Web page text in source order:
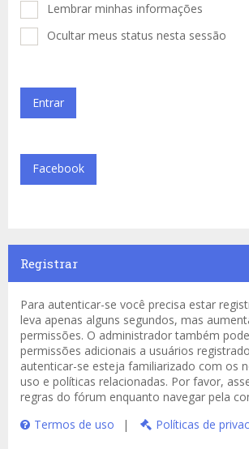
Lembrar minhas informações
Ocultar meus status nesta sessão
Facebook
Registrar
Para autenticar-se você precisa estar
leva apenas alguns segundos, mas
permissões. O administrador também
permissões adicionais a usuários
autenticar-se esteja familiarizado com os
uso e políticas relacionadas. Por favor,
regras do fórum enquanto navegar pela
Termos de uso
| Políticas de